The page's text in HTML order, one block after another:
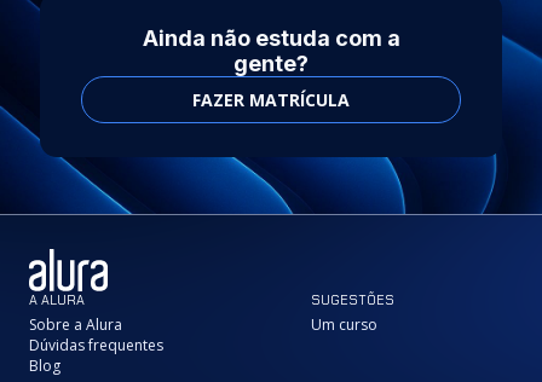
Ainda não estuda com a
gente?
FAZER MATRÍCULA
A ALURA
Sobre a Alura
Dúvidas frequentes
Blog
SUGESTÕES
Um curso